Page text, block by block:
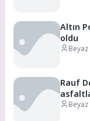
Altın
oldu
Rauf